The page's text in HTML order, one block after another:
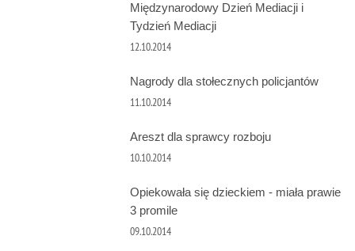
Międzynarodowy Dzień Mediacji i
Tydzień Mediacji
12.10.2014
Nagrody dla stołecznych policjantów
11.10.2014
Areszt dla sprawcy rozboju
10.10.2014
Opiekowała się dzieckiem - miała prawie
3 promile
09.10.2014